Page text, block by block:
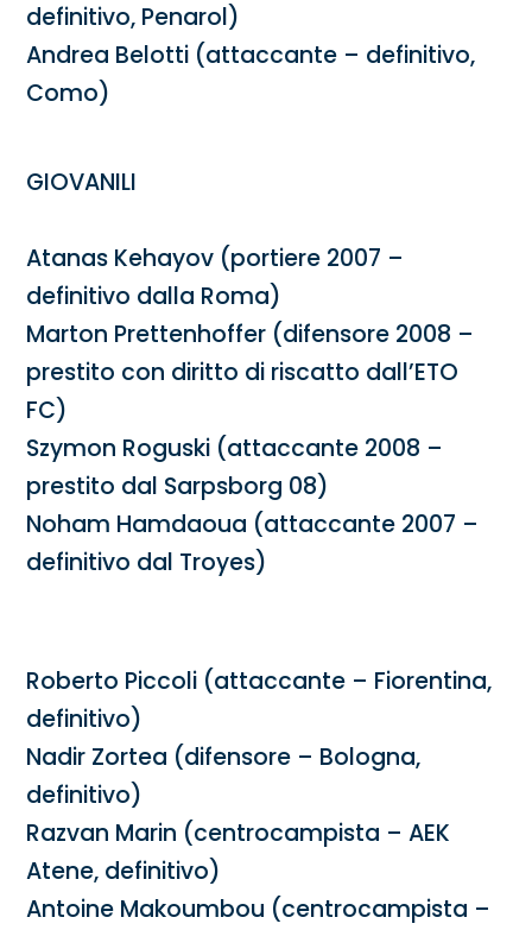
definitivo, Penarol)
Andrea Belotti (attaccante – definitivo,
Como)
GIOVANILI
Atanas Kehayov (portiere 2007 –
definitivo dalla Roma)
Marton Prettenhoffer (difensore 2008 –
prestito con diritto di riscatto dall’ETO
FC)
Szymon Roguski (attaccante 2008 –
prestito dal Sarpsborg 08)
Noham Hamdaoua (attaccante 2007 –
definitivo dal Troyes)
Roberto Piccoli (attaccante – Fiorentina,
definitivo)
Nadir Zortea (difensore – Bologna,
definitivo)
Razvan Marin (centrocampista – AEK
Atene, definitivo)
Antoine Makoumbou (centrocampista –